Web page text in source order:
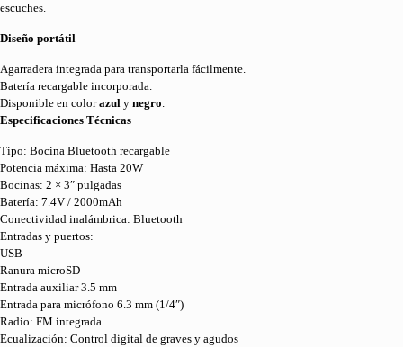
escuches.
Diseño portátil
Agarradera integrada para transportarla fácilmente.
Batería recargable incorporada.
Disponible en colorazul y negro.
Especificaciones Técnicas
Tipo: Bocina Bluetooth recargable
Potencia máxima: Hasta 20W
Bocinas: 2 × 3″ pulgadas
Batería: 7.4V / 2000mAh
Conectividad inalámbrica: Bluetooth
Entradas y puertos:
USB
Ranura microSD
Entrada auxiliar 3.5 mm
Entrada para micrófono 6.3 mm (1/4″)
Radio: FM integrada
Ecualización: Control digital de graves y agudos